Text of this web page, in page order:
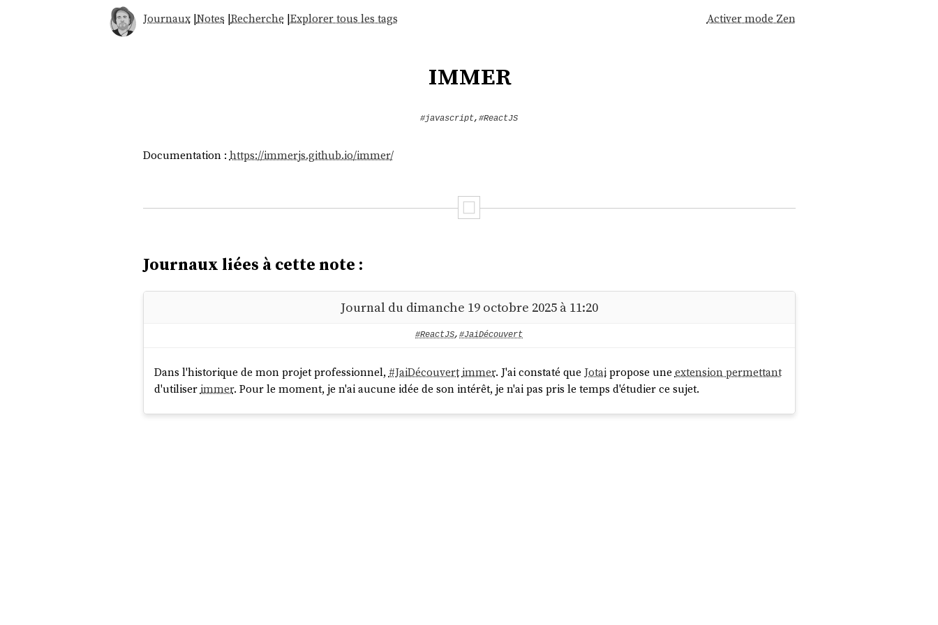
Journaux|Notes |Recherche |Explorer tous les tags Activer mode Zen
immer
#javascript, #ReactJS
Documentation : https://immerjs.github.io/immer/
Journaux liées à cette note :
Journal du dimanche 19 octobre 2025 à 11:20
#ReactJS, #JaiDécouvert
Dans l'historique de mon projet professionnel, #JaiDécouvert immer. J'ai constaté que Jotaipropose une extension permettant
d'utiliser immer. Pour le moment, je n'ai aucune idée de son intérêt, je n'ai pas pris le temps d'étudier ce sujet.